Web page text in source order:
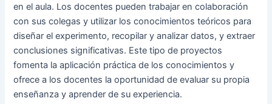
en el aula. Los docentes pueden trabajar en colaboración
con sus colegas y utilizar los conocimientos teóricos para
diseñar el experimento, recopilar y analizar datos, y extraer
conclusiones significativas. Este tipo de proyectos
fomenta la aplicación práctica de los conocimientos y
ofrece a los docentes la oportunidad de evaluar su propia
enseñanza y aprender de su experiencia.